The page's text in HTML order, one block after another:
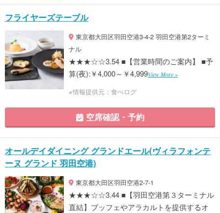
フライヤーズテーブル
東京都大田区羽田空港3-4-2 羽田空港第2ターミ
ナル
★★★☆☆3.54 ■【営業時間のご案内】 ■予
算(夜):￥4,000～￥4,999View More »
※情報提供元：食べログ
空席確認・予約
オールデイダイニング グランドエール(ヴィラフォンテ
ーヌ グランド 羽田空港)
東京都大田区羽田空港2-7-1
★★★☆☆3.44 ■【羽田空港第３ターミナル
直結】ブッフェやアラカルトを提供するオ